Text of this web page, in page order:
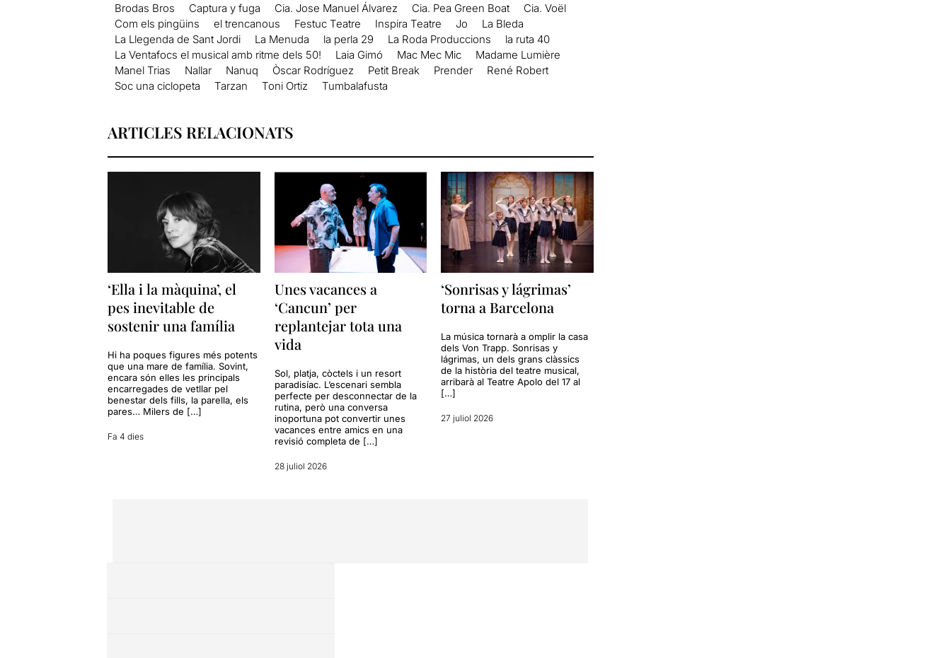
Brodas Bros
Captura y fuga Cia. Jose Manuel Álvarez Cia. Pea Green Boat
Cia. Voël
Com els pingüins
el trencanous Festuc Teatre Inspira Teatre Jo
La Bleda
La Llegenda de Sant Jordi
La Menuda la perla 29 La Roda Produccions
la ruta 40
La Ventafocs el musical amb ritme dels 50!
Laia Gimó Mac Mec Mic
Madame Lumière
Manel Trias
Nallar Nanuq Òscar Rodríguez Petit Break Prender
René Robert
Soc una ciclopeta
Tarzan Toni Ortiz Tumbalafusta
ARTICLES RELACIONATS
‘Ella i la màquina’, el
pes inevitable de
sostenir una família
Hi ha poques figures més potents
que una mare de família. Sovint,
encara són elles les principals
encarregades de vetllar pel
benestar dels fills, la parella, els
pares… Milers de […]
Fa 4 dies
Unes vacances a
‘Cancun’ per
replantejar tota una
vida
Sol, platja, còctels i un resort
paradisíac. L’escenari sembla
perfecte per desconnectar de la
rutina, però una conversa
inoportuna pot convertir unes
vacances entre amics en una
revisió completa de […]
28 juliol 2026
‘Sonrisas y lágrimas’
torna a Barcelona
La música tornarà a omplir la casa
dels Von Trapp. Sonrisas y
lágrimas, un dels grans clàssics
de la història del teatre musical,
arribarà al Teatre Apolo del 17 al
[…]
27 juliol 2026